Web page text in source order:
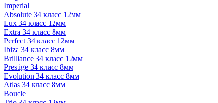
Imperial
Absolute 34 класс 12мм
Lux 34 класс 12мм
Extra 34 класс 8мм
Perfect 34 класс 12мм
Ibiza 34 класс 8мм
Brilliance 34 класс 12мм
Prestige 34 класс 8мм
Evolution 34 класс 8мм
Atlas 34 класс 8мм
Boucle